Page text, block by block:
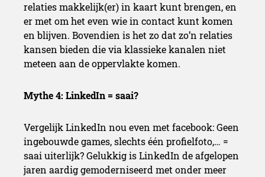
relaties makkelijk(er) in kaart kunt brengen, en
er met om het even wie in contact kunt komen
en blijven. Bovendien is het zo dat zo’n relaties
kansen bieden die via klassieke kanalen niet
meteen aan de oppervlakte komen.
Mythe 4: LinkedIn = saai?
Vergelijk LinkedIn nou even met facebook: Geen
ingebouwde games, slechts één profielfoto,… =
saai uiterlijk? Gelukkig is LinkedIn de afgelopen
jaren aardig gemoderniseerd met onder meer